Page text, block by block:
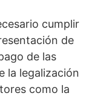
cumplir
de
de las
la legalización
como la